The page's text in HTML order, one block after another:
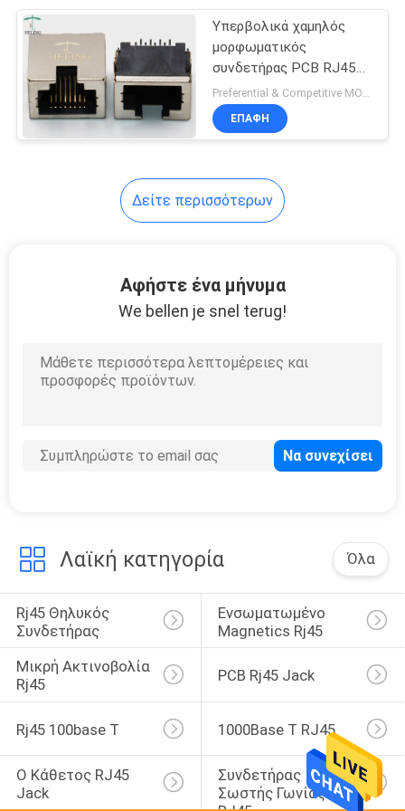
RJ45 ενιαίος
λιμένας
συνδετήρες
Συνδετήρας SMT
rj45 μέσω του
συνδετήρα τρυπών
20
Υπερβολικά χαμηλός
μορφωματικός
συνδετήρας PCB RJ45
όφσετ σχεδιαγράμματος
Cat5 μέσω του
μονταρίσματος τρυπών
ΕΠΑΦΉ
Δείτε περισσότερων
Αφήστε ένα μήνυμα
We bellen je snel terug!
Λαϊκή κατηγορία Όλα
Rj45 Θηλυκός
Συνδετήρας
Ενσωματωμένο
Magnetics Rj45
Μικρή Ακτινοβολία
Rj45
PCB Rj45 Jack
Rj45 100base Τ 1000Base Τ RJ45
Ο Κάθετος RJ45
Jack
Συνδετήρας
Σωστής Γωνίας